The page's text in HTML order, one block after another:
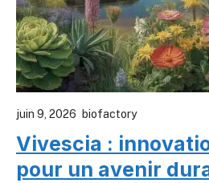
juin 9, 2026 biofactory
Vivescia :
pour un avenir